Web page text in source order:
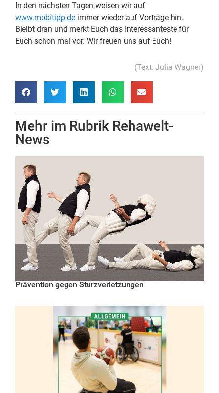
In den nächsten Tagen weisen wir auf
www.mobitipp.de immer wieder auf Vorträge hin.
Bleibt dran und merkt Euch das Interessanteste für
Euch schon mal vor. Wir freuen uns auf Euch!
(Text: Julia Wagner)
Mehr im Rubrik Rehawelt-
News
Prävention gegen Sturzverletzungen